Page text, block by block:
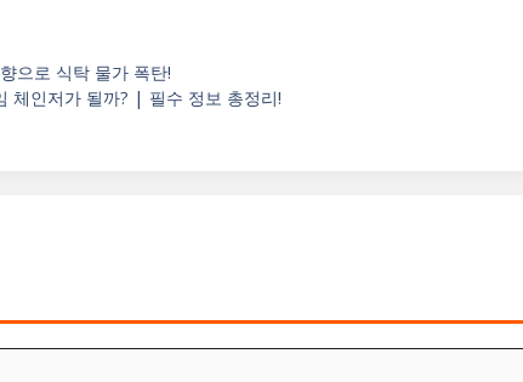
으로 식탁 물가 폭탄!
체인저가 될까? | 필수 정보 총정리!